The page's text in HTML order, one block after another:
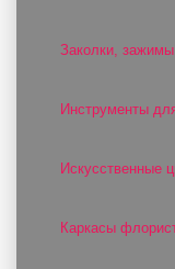
Заколки,
Инструменты
Искусственные
Каркасы